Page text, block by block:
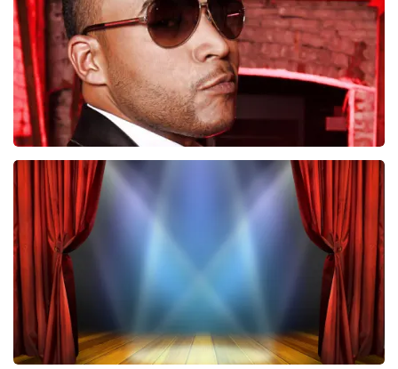
BESTEL NU
Don Omar
224 laatste 30 minuten
BESTEL NU